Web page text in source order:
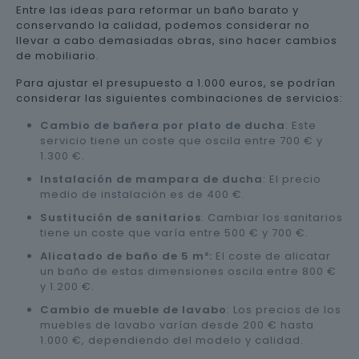
Entre las ideas para reformar un baño barato y
conservando la calidad, podemos considerar no
llevar a cabo demasiadas obras, sino hacer cambios
de mobiliario.
Para ajustar el presupuesto a 1.000 euros, se podrían
considerar las siguientes combinaciones de servicios:
Cambio de bañera por plato de ducha: Este
servicio tiene un coste que oscila entre 700 € y
1.300 €.
Instalación de mampara de ducha: El precio
medio de instalación es de 400 €.
Sustitución de sanitarios: Cambiar los sanitarios
tiene un coste que varía entre 500 € y 700 €.
Alicatado de baño de 5 m²: El coste de alicatar
un baño de estas dimensiones oscila entre 800 €
y 1.200 €.
Cambio de mueble de lavabo: Los precios de los
muebles de lavabo varían desde 200 € hasta
1.000 €, dependiendo del modelo y calidad.